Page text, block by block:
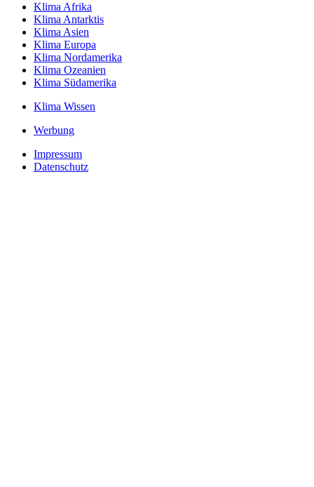
Klima Afrika
Klima Antarktis
Klima Asien
Klima Europa
Klima Nordamerika
Klima Ozeanien
Klima Südamerika
Klima Wissen
Werbung
Impressum
Datenschutz